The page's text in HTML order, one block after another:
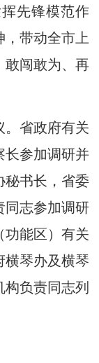
先锋模范作
，带动全市上
敢闯敢为、再
省政府有关
长参加调研并
秘书长，省委
同志参加调研
功能区）有关
横琴办及横琴
负责同志列